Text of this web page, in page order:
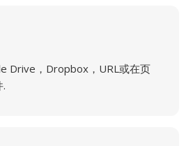
Drive，Dropbox，URL或在页